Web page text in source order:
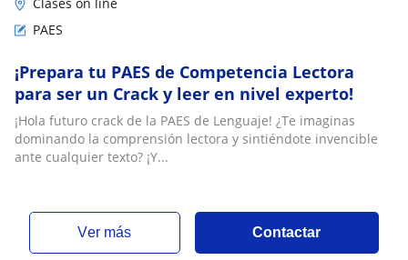
PAES
¡Prepara tu PAES de Competencia Lectora
para ser un Crack y leer en nivel experto!
¡Hola futuro crack de la PAES de Lenguaje! ¿Te imaginas
dominando la comprensión lectora y sintiéndote invencible
ante cualquier texto? ¡Y...
ver más Contactar